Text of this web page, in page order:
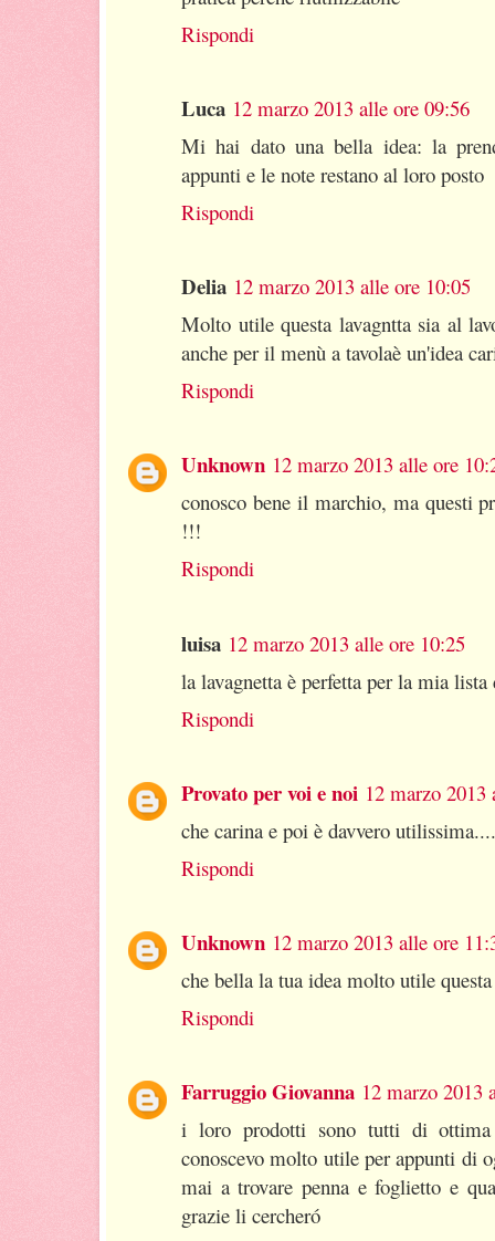
Rispondi
Luca 12 marzo 2013 alle ore 09:56
Mi hai dato una bella idea: la
appunti e le note restano al loro posto
Rispondi
Delia 12 marzo 2013 alle ore 10:05
Molto utile questa lavagntta sia al
anche per il menù a tavolaè un'idea
Rispondi
Unknown 12 marzo 2013 alle ore
conosco bene il marchio, ma questi
!!!
Rispondi
luisa 12 marzo 2013 alle ore 10:25
la lavagnetta è perfetta per la mia lista
Rispondi
Provato per voi e noi 12 marzo 2013
che carina e poi è davvero utilissima....
Rispondi
Unknown 12 marzo 2013 alle ore
che bella la tua idea molto utile
Rispondi
Farruggio Giovanna 12 marzo 2013
i loro prodotti sono tutti di
conoscevo molto utile per appunti di
mai a trovare penna e foglietto e
grazie li cercheró